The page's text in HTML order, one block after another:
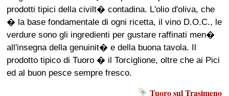
prodotti tipici della civilt� contadina. L'olio d'oliva, che
� la base fondamentale di ogni ricetta, il vino D.O.C., le
verdure sono gli ingredienti per gustare raffinati men�
all'insegna della genuinit� e della buona tavola. Il
prodotto tipico di Tuoro � il Torciglione, oltre che ai Pici
ed al buon pesce sempre fresco.
Tuoro sul Trasimeno